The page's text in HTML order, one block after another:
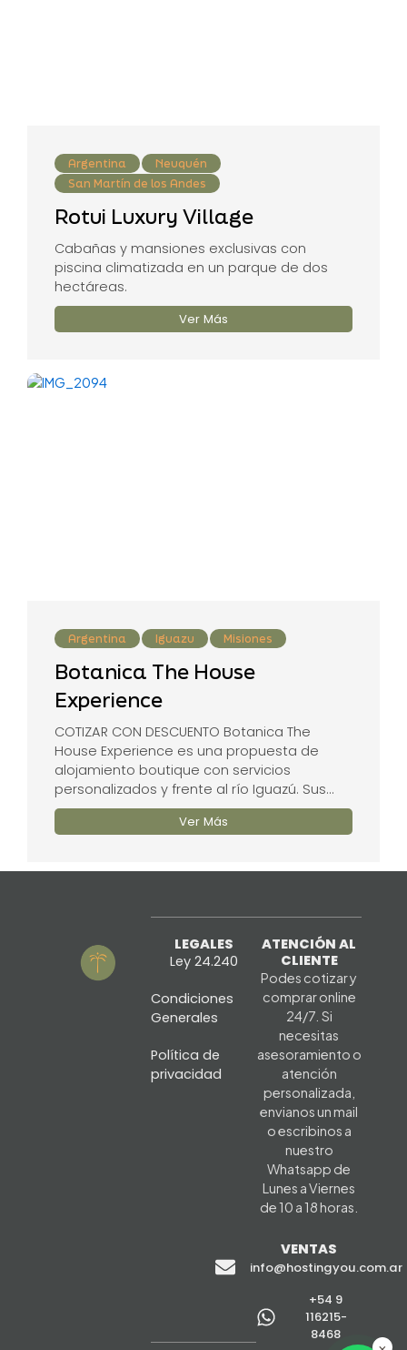
Argentina
Neuquén
San Martín de los Andes
Rotui Luxury Village
Cabañas y mansiones exclusivas con
piscina climatizada en un parque de dos
hectáreas.
Ver Más
Argentina Iguazu Misiones
Botanica The House
Experience
COTIZAR CON DESCUENTO Botanica The
House Experience es una propuesta de
alojamiento boutique con servicios
personalizados y frente al río Iguazú. Sus...
Ver Más
LEGALES
Ley 24.240
Condiciones
Generales
Política de
privacidad
ATENCIÓN AL
CLIENTE
Podes cotizar y
comprar online
24/7. Si
necesitas
asesoramiento o
atención
personalizada,
envianos un mail
o escribinos a
nuestro
Whatsapp de
Lunes a Viernes
de 10 a 18 horas.
VENTAS
info@hostingyou.com.ar
+54 9
116215-
8468